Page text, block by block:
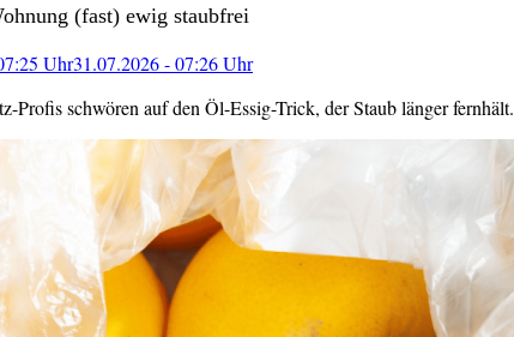
(fast) ewig staubfrei
Uhr31.07.2026 - 07:26 Uhr
Profis schwören auf den Öl-Essig-Trick, der Staub länger fernhält.